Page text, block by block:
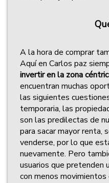
A la hora de comprar
Aquí en Carlos paz
invertir en la zona
encuentran muchas
las siguientes
temporaria, las
son las predilectas de
para sacar mayor renta,
venderse, por lo que
nuevamente. Pero
usuarios que pretenden
con menos movimientos